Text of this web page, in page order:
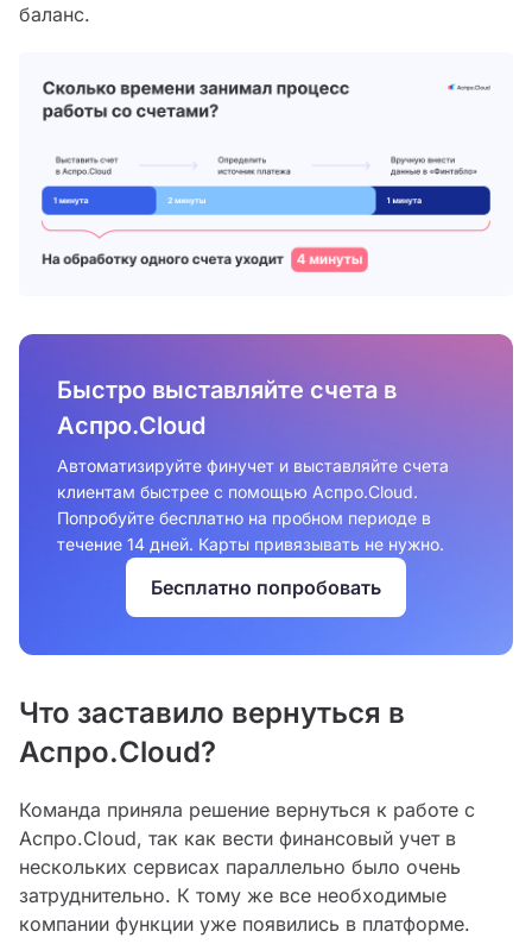
баланс.
Быстро выставляйте счета в
Аспро.Cloud
Автоматизируйте финучет и выставляйте счета
клиентам быстрее с помощью Аспро.Cloud.
Попробуйте бесплатно на пробном периоде в
течение 14 дней. Карты привязывать не нужно.
Бесплатно попробовать
Что заставило вернуться в
Аспро.Cloud?
Команда приняла решение вернуться к работе с
Аспро.Cloud, так как вести финансовый учет в
нескольких сервисах параллельно было очень
затруднительно. К тому же все необходимые
компании функции уже появились в платформе.